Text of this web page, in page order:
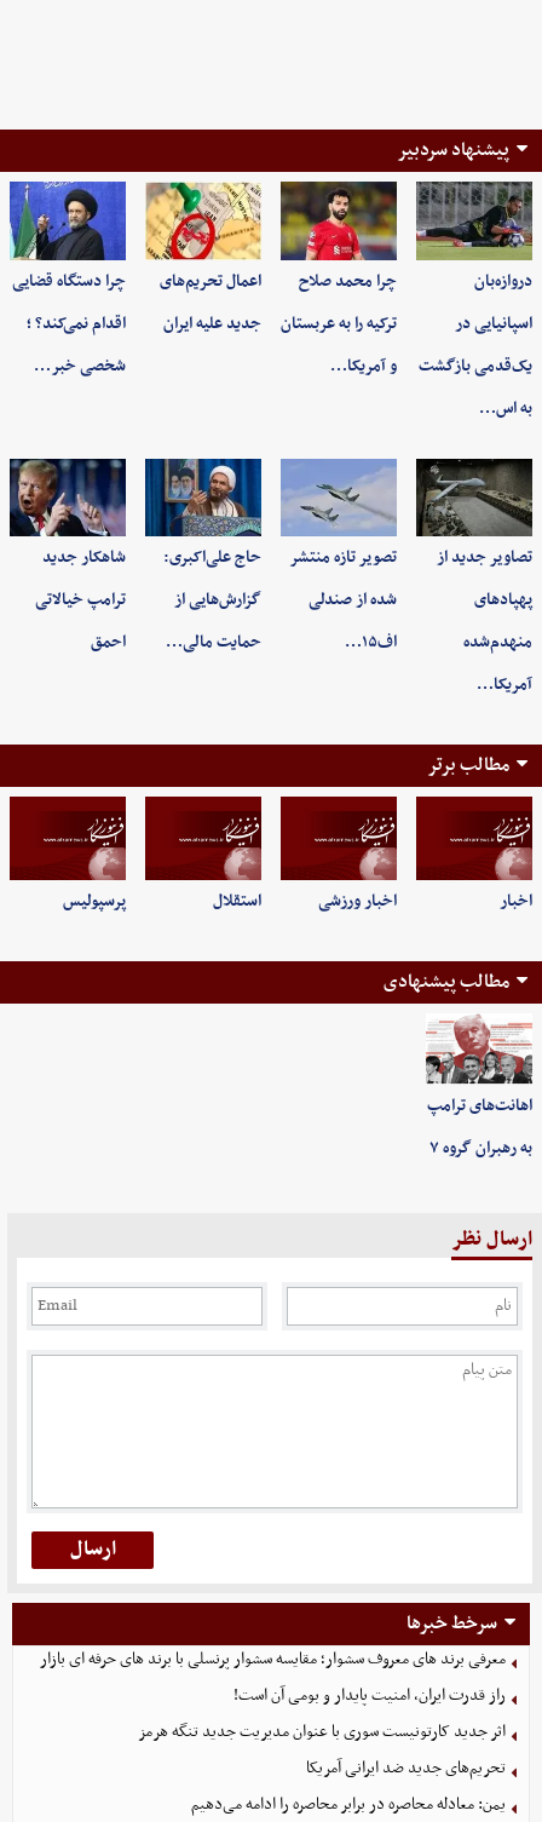
پیشنهاد سردبیر
دروازه‌بان
اسپانیایی در
یک‌قدمی بازگشت
به اس…
چرا محمد صلاح
ترکیه را به عربستان
و آمریکا…
اعمال تحریم‌های
جدید علیه ایران
چرا دستگاه قضایی
اقدام نمی‌کند؟ ؛
شخصی خبر…
تصاویر جدید از
پهپادهای
منهدم‌شده
آمریکا…
تصویر تازه منتشر
شده از صندلی
اف۱۵…
حاج علی‌اکبری:
گزارش‌هایی از
حمایت مالی…
شاهکار جدید
ترامپ خیالاتی
احمق
مطالب برتر
اخبار اخبار ورزشی استقلال پرسپولیس
مطالب پیشنهادی
اهانت‌های ترامپ
به رهبران گروه ۷
ارسال نظر
سرخط خبرها
معرفی برند های معروف سشوار؛ مقایسه سشوار پرنسلی با برند های حرفه ای بازار
راز قدرت ایران، امنیت پایدار و بومی آن است!
اثر جدید کارتونیست سوری با عنوان مدیریت جدید تنگه هرمز
تحریم‌های جدید ضد ایرانی آمریکا
یمن: معادله محاصره در برابر محاصره را ادامه می‌دهیم